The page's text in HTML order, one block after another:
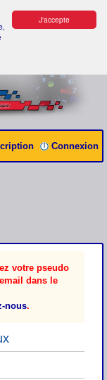
J'accepte
Connexion
votre pseudo
dans le
nous.